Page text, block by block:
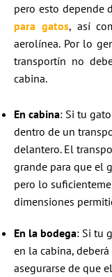
pero esto depende
para gatos, así
aerolínea. Por lo
transportín no
cabina.
En cabina: Si tu
dentro de un
delantero. El
grande para que el
pero lo
dimensiones
En la bodega: Si tu
en la cabina,
asegurarse de que